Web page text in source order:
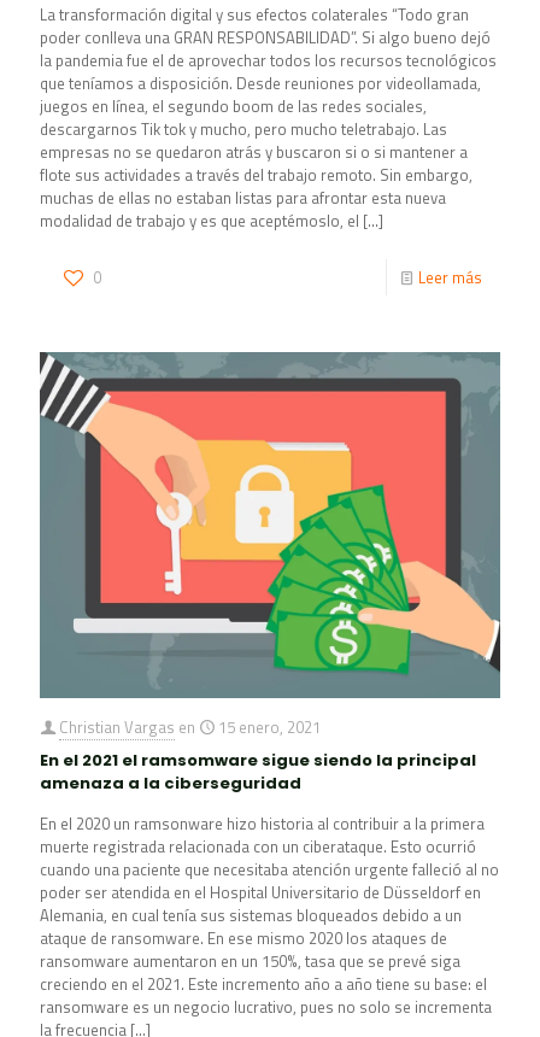
La transformación digital y sus efectos colaterales “Todo gran
poder conlleva una GRAN RESPONSABILIDAD”. Si algo bueno dejó
la pandemia fue el de aprovechar todos los recursos tecnológicos
que teníamos a disposición. Desde reuniones por videollamada,
juegos en línea, el segundo boom de las redes sociales,
descargarnos Tik tok y mucho, pero mucho teletrabajo. Las
empresas no se quedaron atrás y buscaron si o si mantener a
flote sus actividades a través del trabajo remoto. Sin embargo,
muchas de ellas no estaban listas para afrontar esta nueva
modalidad de trabajo y es que aceptémoslo, el […]
0 Leer más
Christian Vargas en 15 enero, 2021
En el 2021 el ramsomware sigue siendo la principal
amenaza a la ciberseguridad
En el 2020 un ramsonware hizo historia al contribuir a la primera
muerte registrada relacionada con un ciberataque. Esto ocurrió
cuando una paciente que necesitaba atención urgente falleció al no
poder ser atendida en el Hospital Universitario de Düsseldorf en
Alemania, en cual tenía sus sistemas bloqueados debido a un
ataque de ransomware. En ese mismo 2020 los ataques de
ransomware aumentaron en un 150%, tasa que se prevé siga
creciendo en el 2021. Este incremento año a año tiene su base: el
ransomware es un negocio lucrativo, pues no solo se incrementa
la frecuencia […]